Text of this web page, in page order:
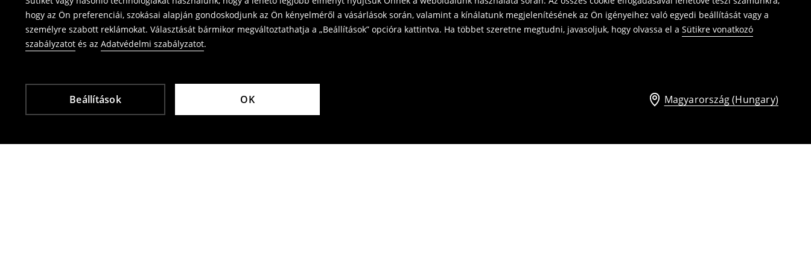
hogy az Ön preferenciái, szokásai alapján gondoskodjunk az Ön kényelméről a vásárlások során, valamint a kínálatunk megjelenítésének az Ön igényeihez való egyedi beállítását vagy a
személyre szabott reklámokat. Választását bármikor megváltoztathatja a „Beállítások” opcióra kattintva. Ha többet szeretne megtudni, javasoljuk, hogy olvassa el a Sütikre vonatkozó
szabályzatot és az Adatvédelmi szabályzatot.
Beállítások OK Magyarország (Hungary)
Termék visszavétel